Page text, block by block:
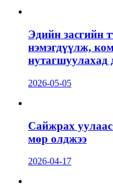
Эдийн засгийн
нэмэгдүүлж,
нутагшуулахад
2026-05-05
Сайжрах
мөр олджээ
2026-04-17